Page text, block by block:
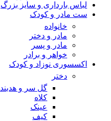
لباس بارداری و سایز بزرگ
ست مادر و کودک
خانواده
مادر و دختر
مادر و پسر
خواهر و برادر
اکسسوری نوزاد و کودک
دختر
گل سر و هدبند
کلاه
عینک
کیف